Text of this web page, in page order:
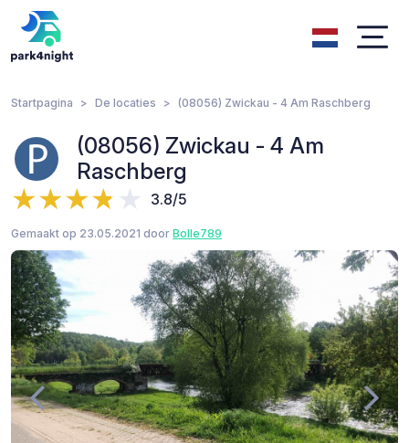
Startpagina De locaties (08056) Zwickau - 4 Am Raschberg
(08056) Zwickau - 4 Am
Raschberg
3.8/5
Gemaakt op 23.05.2021 door Bolle789